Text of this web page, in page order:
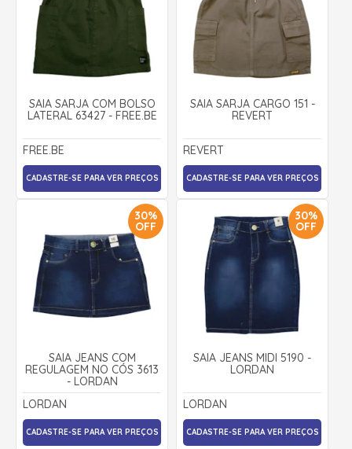
SAIA SARJA COM BOLSO
LATERAL 63427 - FREE.BE
FREE.BE
CADASTRE-SE PARA VER PREÇOS
SAIA SARJA CARGO 151 -
REVERT
REVERT
CADASTRE-SE PARA VER PREÇOS
30%
OFF
SAIA JEANS COM
REGULAGEM NO CÓS 3613
- LORDAN
LORDAN
CADASTRE-SE PARA VER PREÇOS
30%
OFF
SAIA JEANS MIDI 5190 -
LORDAN
LORDAN
CADASTRE-SE PARA VER PREÇOS